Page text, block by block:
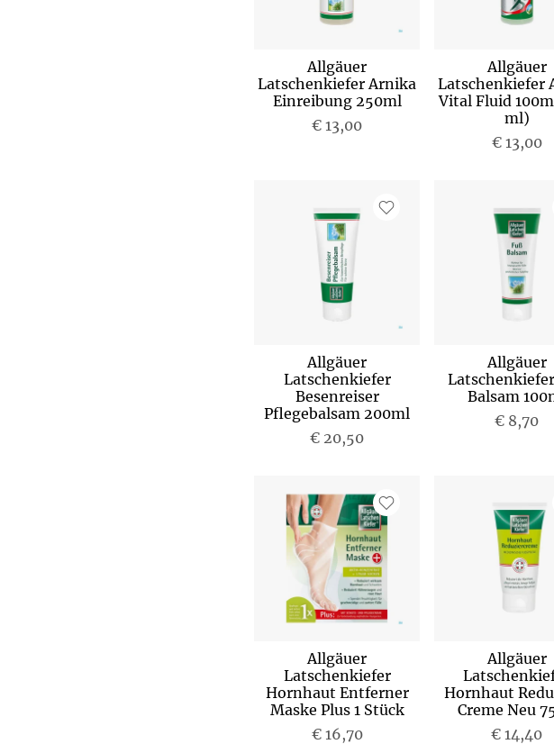
Allgäuer
Latschenkiefer Arnika
Einreibung 250ml
€ 13,00
Allgäuer
Latschenkiefer
Vital Fluid
ml)
€ 13,00
Allgäuer
Latschenkiefer
Besenreiser
Pflegebalsam 200ml
€ 20,50
Allgäuer
Balsam
€ 8,70
Allgäuer
Latschenkiefer
Hornhaut Entferner
Maske Plus 1 Stück
€ 16,70
Allgäuer
Hornhaut
Creme Neu
€ 14,40